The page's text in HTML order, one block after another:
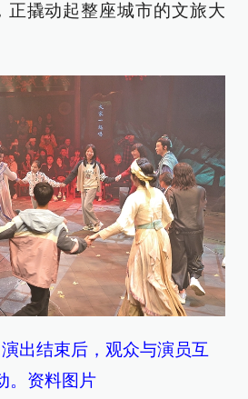
正撬动起整座城市的文旅大
演出结束后，观众与演员互
。资料图片